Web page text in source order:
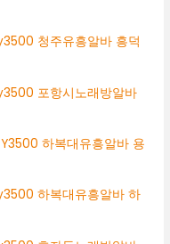
청주유흥알바 흥덕
포항시노래방알바
하복대유흥알바 용
하복대유흥알바 하